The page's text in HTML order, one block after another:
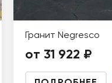
Гранит Negresco
от 31 922 ₽